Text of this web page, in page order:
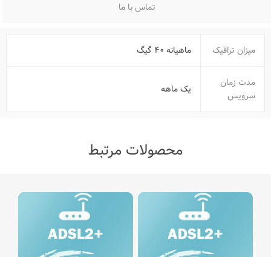
تماس با ما
میزان ترافیک ماهیانه ۴۰ گیگ
مدت زمان
سرویس
یک ماهه
محصولات مرتبط